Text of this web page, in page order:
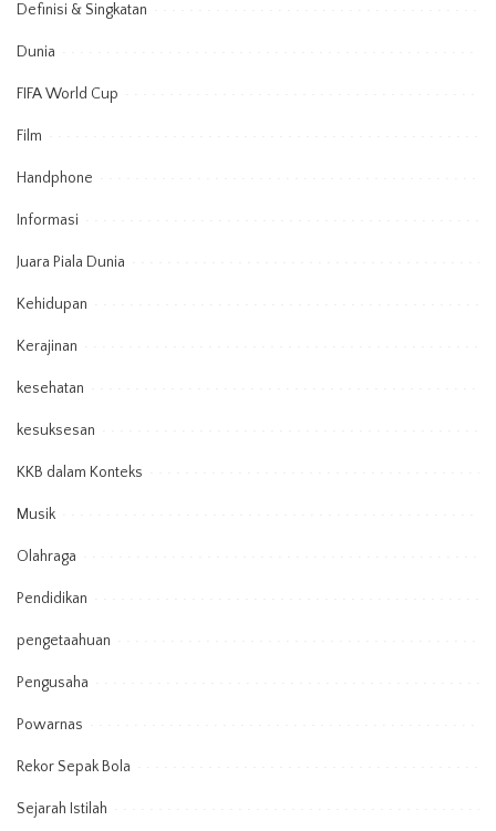
Definisi & Singkatan
Dunia
FIFA World Cup
Film
Handphone
Informasi
Juara Piala Dunia
Kehidupan
Kerajinan
kesehatan
kesuksesan
KKB dalam Konteks
Musik
Olahraga
Pendidikan
pengetaahuan
Pengusaha
Powarnas
Rekor Sepak Bola
Sejarah Istilah